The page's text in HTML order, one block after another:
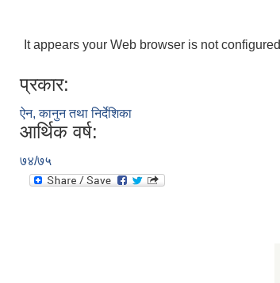
It appears your Web browser is not
प्रकार:
ऐन, कानुन तथा निर्देशिका
आर्थिक वर्ष:
७४/७५